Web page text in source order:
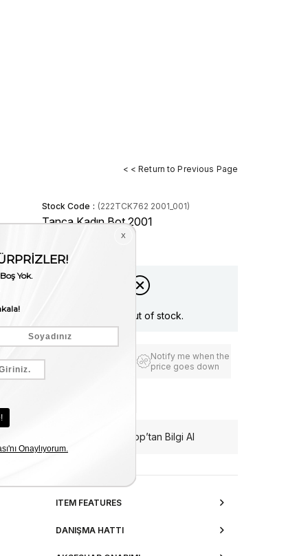
< < Return to Previous Page
Stock Code (222TCK762 2001_001)
Tanca Kadın Bot 2001
Item is out of stock.
Notify me when the
price goes down
WhatsApp’tan Bilgi Al
ITEM FEATURES
DANIŞMA HATTI